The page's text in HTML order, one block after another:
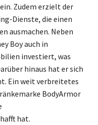
Zudem erzielt der
Dienste, die einen
ausmachen. Neben
Boy auch in
investiert, was
hinaus hat er sich
Ein weit verbreitetes
BodyArmor
hat.